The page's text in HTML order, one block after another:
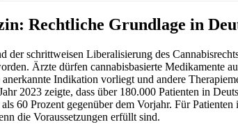
Rechtliche Grundlage in
der schrittweisen Liberalisierung des
Ärzte dürfen cannabisbasierte Medikamente
Indikation vorliegt und andere
2023 zeigte, dass über 180.000 Patienten in
60 Prozent gegenüber dem Vorjahr. Für
die Voraussetzungen erfüllt sind.